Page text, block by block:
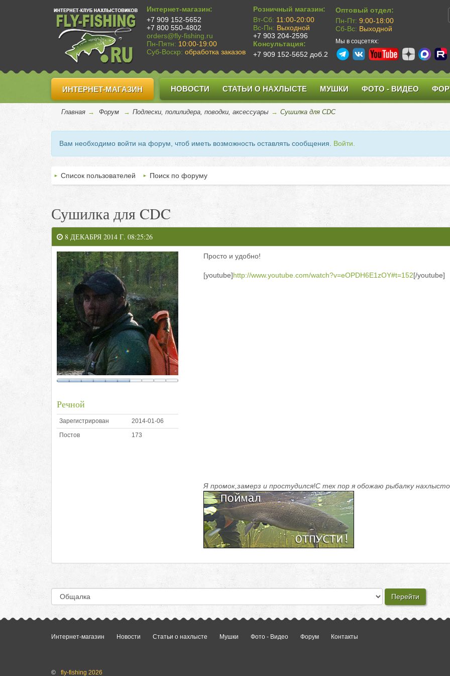
Интернет-магазин:
+7 909 152-5652
+7 800 550-4802
orders@fly-fishing.ru
Пн-Пятн: 10:00-19:00
Суб-Воскр: обработка заказов
Розничный магазин:
Вт-Сб: 11:00-20:00
Вс-Пн: Выходной
+7 903 204-2596
Консультация:
+7 909 152-5652 доб.2
Оптовый отдел:
Пн-Пт: 9:00-18:00
Сб-Вс: Выходной
Мы в соцсетях:
ИНТЕРНЕТ-МАГАЗИН НОВОСТИ СТАТЬИ О НАХЛЫСТЕ МУШКИ ФОТО - ВИДЕО
Главная → Форум → Подлески, полилидера, поводки, аксессуары → Сушилка для CDC
Вам необходимо войти на форум, чтоб иметь возможность оставлять сообщения. Войти.
Список пользователей Поиск по форуму
Сушилка для CDC
8 ДЕКАБРЯ 2014 Г. 08:25:26
Речной
Зарегистрирован
2014-01-06
Постов
173
Просто и удобно!
[youtube]http://www.youtube.com/watch?v=eOPDH6E1zOY#t=152[/youtube]
Я промок,замерз и простудился!С тех пор я обожаю рыбалку
Интернет-магазин Новости Статьи о нахлысте Мушки Фото - Видео Форум Контакты
© fly-fishing 2026